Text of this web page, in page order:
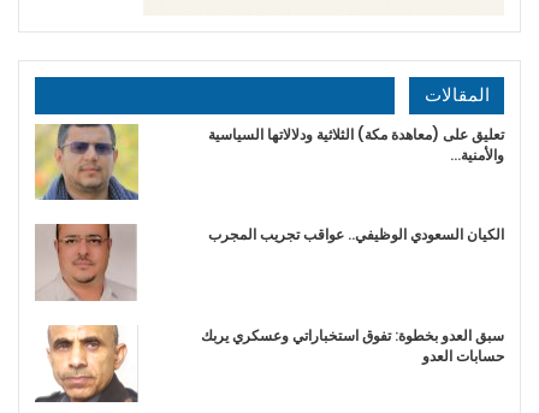
المقالات
تعليق على (معاهدة مكة) الثلاثية ودلالاتها السياسية
والأمنية…
الكيان السعودي الوظيفي.. عواقب تجريب المجرب
سبق العدو بخطوة: تفوق استخباراتي وعسكري يربك
حسابات العدو